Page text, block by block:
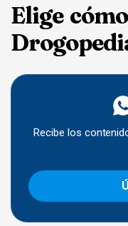
Elige
Recibe los